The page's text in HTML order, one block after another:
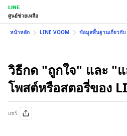
LINE
ศูนย์ช่วยเหลือ
หน้าหลัก LINE VOOM ข้อมูลพื้นฐานเกี่ยวกับ
วิธีกด "ถูกใจ" และ "
โพสต์หรือสตอรี่ของ
แชร์